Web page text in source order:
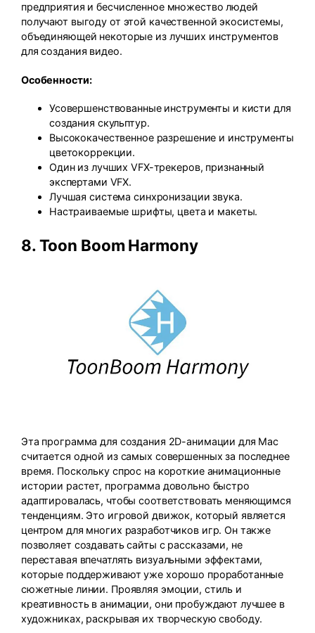
предприятия и бесчисленное множество людей
получают выгоду от этой качественной экосистемы,
объединяющей некоторые из лучших инструментов
для создания видео.
Особенности:
Усовершенствованные инструменты и кисти для
создания скульптур.
Высококачественное разрешение и инструменты
цветокоррекции.
Один из лучших VFX-трекеров, признанный
экспертами VFX.
Лучшая система синхронизации звука.
Настраиваемые шрифты, цвета и макеты.
8.Toon Boom Harmony
Эта программа для создания 2D-анимации для Mac
считается одной из самых совершенных за последнее
время. Поскольку спрос на короткие анимационные
истории растет, программа довольно быстро
адаптировалась, чтобы соответствовать меняющимся
тенденциям. Это игровой движок, который является
центром для многих разработчиков игр. Он также
позволяет создавать сайты с рассказами, не
переставая впечатлять визуальными эффектами,
которые поддерживают уже хорошо проработанные
сюжетные линии. Проявляя эмоции, стиль и
креативность в анимации, они пробуждают лучшее в
художниках, раскрывая их творческую свободу.